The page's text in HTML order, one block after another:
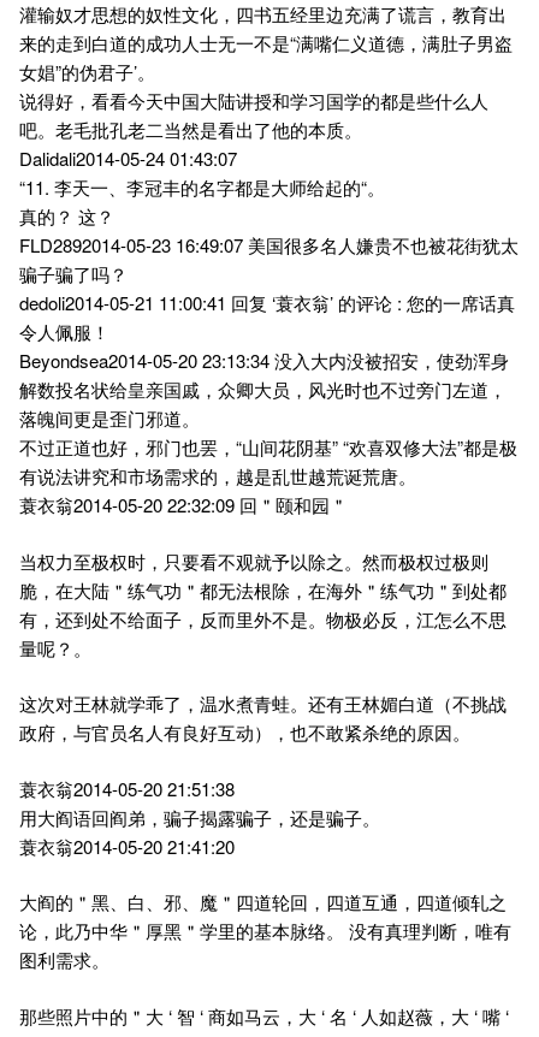
灌输奴才思想的奴性文化，四书五经里边充满了谎言，教育出
来的走到白道的成功人士无一不是“满嘴仁义道德，满肚子男盗
女娼”的伪君子’。
说得好，看看今天中国大陆讲授和学习国学的都是些什么人
吧。老毛批孔老二当然是看出了他的本质。
Dalidali2014-05-24 01:43:07
“11. 李天一、李冠丰的名字都是大师给起的“。
真的？ 这？
FLD2892014-05-23 16:49:07 美国很多名人嫌贵不也被花街犹太
骗子骗了吗？
dedoli2014-05-21 11:00:41 回复 ‘蓑衣翁’ 的评论 : 您的一席话真
令人佩服！
Beyondsea2014-05-20 23:13:34 没入大内没被招安，使劲浑身
解数投名状给皇亲国戚，众卿大员，风光时也不过旁门左道，
落魄间更是歪门邪道。
不过正道也好，邪门也罢，“山间花阴基” “欢喜双修大法”都是极
有说法讲究和市场需求的，越是乱世越荒诞荒唐。
蓑衣翁2014-05-20 22:32:09 回＂颐和园＂
当权力至极权时，只要看不观就予以除之。然而极权过极则
脆，在大陆＂练气功＂都无法根除，在海外＂练气功＂到处都
有，还到处不给面子，反而里外不是。物极必反，江怎么不思
量呢？。
这次对王林就学乖了，温水煮青蛙。还有王林媚白道（不挑战
政府，与官员名人有良好互动），也不敢紧杀绝的原因。
蓑衣翁2014-05-20 21:51:38
用大阎语回阎弟，骗子揭露骗子，还是骗子。
蓑衣翁2014-05-20 21:41:20
大阎的＂黑、白、邪、魔＂四道轮回，四道互通，四道倾轧之
论，此乃中华＂厚黑＂学里的基本脉络。 没有真理判断，唯有
图利需求。
那些照片中的＂大 ‘ 智 ‘ 商如马云，大 ‘ 名 ‘ 人如赵薇，大 ‘ 嘴 ‘